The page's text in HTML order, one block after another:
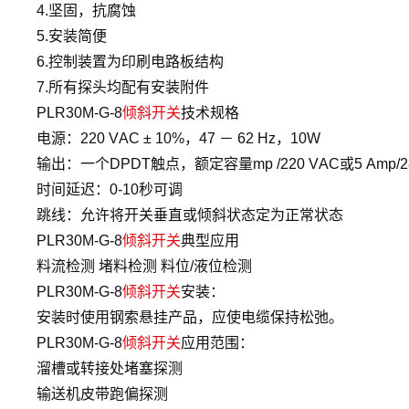
4.坚固，抗腐蚀
5.安装简便
6.控制装置为印刷电路板结构
7.所有探头均配有安装附件
PLR30M-G-8倾斜开关技术规格
电源：220 VAC ± 10%，47 － 62 Hz，10W
输出：一个DPDT触点，额定容量mp /220 VAC或5 Amp/
时间延迟：0-10秒可调
跳线：允许将开关垂直或倾斜状态定为正常状态
PLR30M-G-8倾斜开关典型应用
料流检测 堵料检测 料位/液位检测
PLR30M-G-8倾斜开关安装：
安装时使用钢索悬挂产品，应使电缆保持松弛。
PLR30M-G-8倾斜开关应用范围：
溜槽或转接处堵塞探测
输送机皮带跑偏探测